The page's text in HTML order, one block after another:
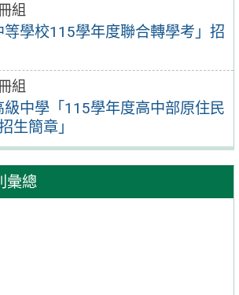
組
等學校115學年度聯合轉學考」招
組
中學「115學年度高中部原住民
生簡章」
彙總